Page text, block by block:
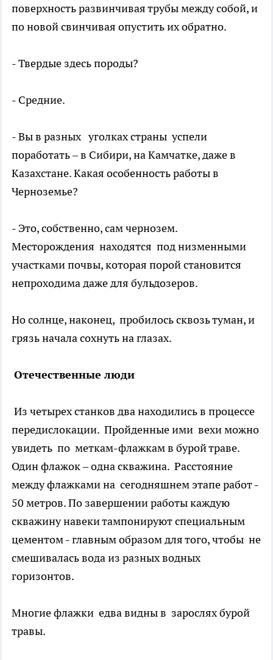
поверхность развинчивая трубы между собой, и
по новой свинчивая опустить их обратно.
- Твердые здесь породы?
- Средние.
- Вы в разных уголках страны успели
поработать – в Сибири, на Камчатке, даже в
Казахстане. Какая особенность работы в
Черноземье?
- Это, собственно, сам чернозем.
Месторождения находятся под низменными
участками почвы, которая порой становится
непроходима даже для бульдозеров.
Но солнце, наконец, пробилось сквозь туман, и
грязь начала сохнуть на глазах.
Отечественные люди
Из четырех станков два находились в процессе
передислокации. Пройденные ими вехи можно
увидеть по меткам-флажкам в бурой траве.
Один флажок – одна скважина. Расстояние
между флажками на сегодняшнем этапе работ -
50 метров. По завершении работы каждую
скважину навеки тампонируют специальным
цементом - главным образом для того, чтобы не
смешивалась вода из разных водных
горизонтов.
Многие флажки едва видны в зарослях бурой
травы.